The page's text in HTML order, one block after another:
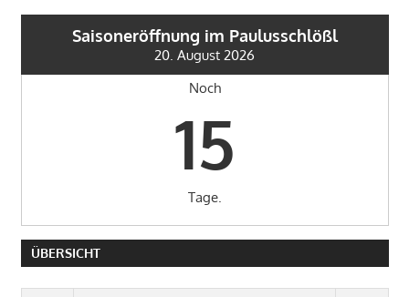
Saisoneröffnung im Paulusschlößl
20. August 2026
Noch
15
Tage.
ÜBERSICHT